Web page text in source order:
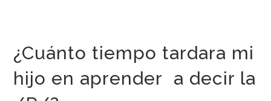
¿Cuánto tiempo tardara mi
hijo en aprender a decir la